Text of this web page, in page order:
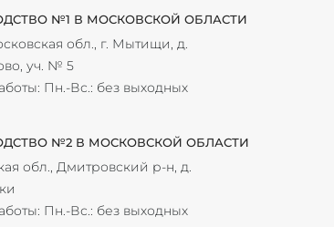
№1 В МОСКОВСКОЙ ОБЛАСТИ
обл., г. Мытищи, д.
уч. № 5
Пн.-Вс.: без выходных
№2 В МОСКОВСКОЙ ОБЛАСТИ
обл., Дмитровский р-н, д.
Пн.-Вс.: без выходных